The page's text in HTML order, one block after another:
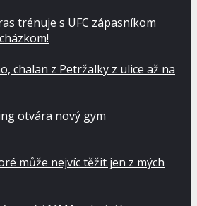
trénuje s UFC zápasníkom
chalan z Petržalky z ulice až na
otvára nový gym
může nejvíc těžit jen z mých